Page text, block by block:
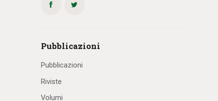
Pubblicazioni
Pubblicazioni
Riviste
Volumi